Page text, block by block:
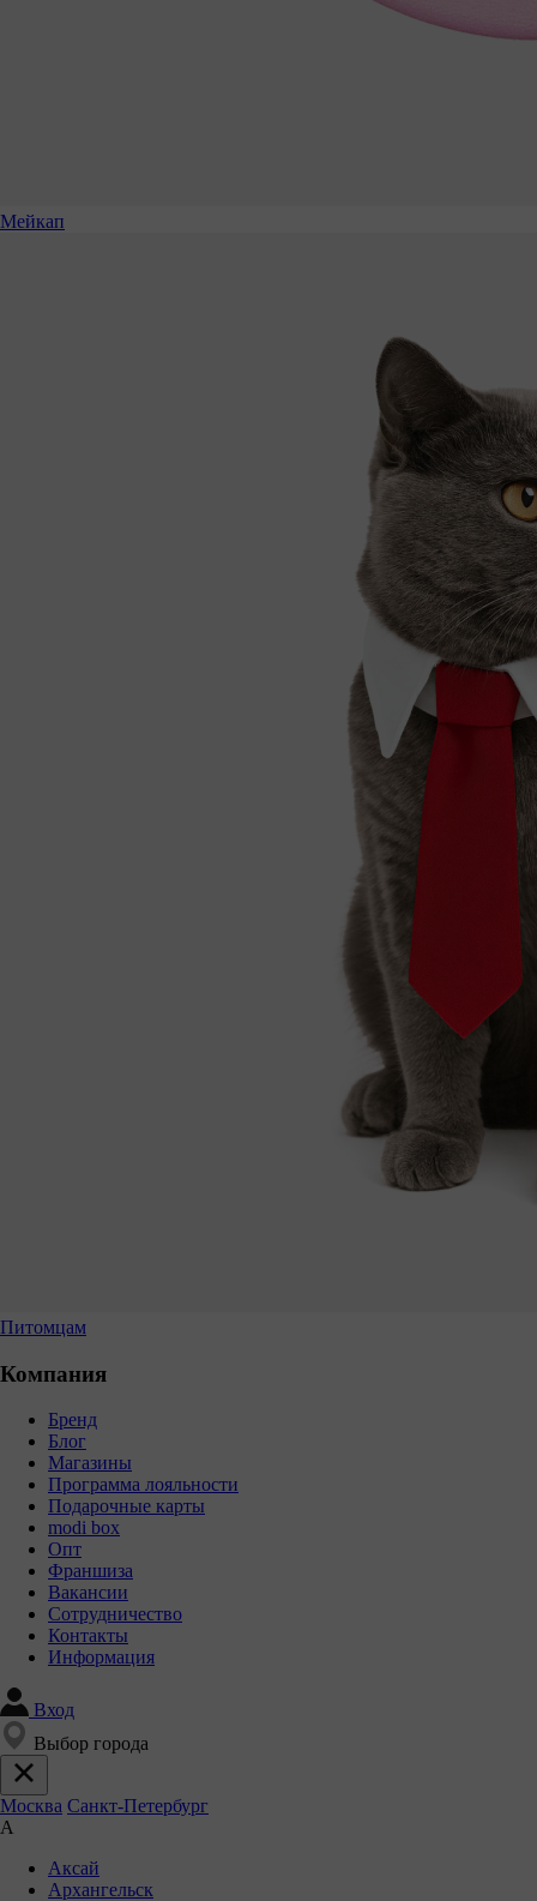
Мейкап
Питомцам
Компания
Бренд
Блог
Магазины
Программа лояльности
Подарочные карты
modi box
Опт
Франшиза
Вакансии
Сотрудничество
Контакты
Информация
Вход
Выбор города
Москва Санкт-Петербург
А
Аксай
Архангельск